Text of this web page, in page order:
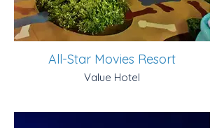
All-Star Movies Resort
Value Hotel